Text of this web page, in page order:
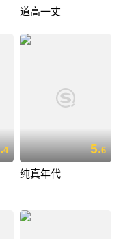
道高一丈
4 5.6
纯真年代